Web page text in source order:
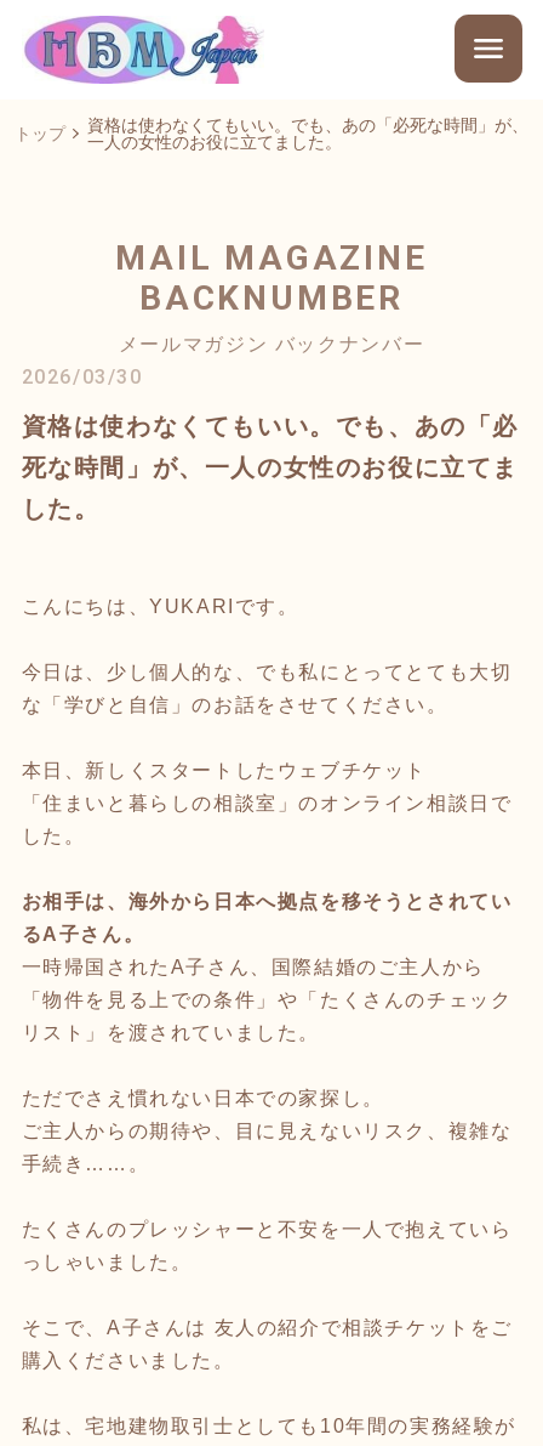
トップ
資格は使わなくてもいい。でも、あの「必死な時間」が、
一人の女性のお役に立てました。
MAIL MAGAZINE
BACKNUMBER
メールマガジン バックナンバー
2026/03/30
資格は使わなくてもいい。でも、あの「必
死な時間」が、一人の女性のお役に立てま
した。
こんにちは、YUKARIです。
今日は、少し個人的な、でも私にとってとても大切
な「学びと自信」のお話をさせてください。
本日、新しくスタートしたウェブチケット
「住まいと暮らしの相談室」のオンライン相談日で
した。
お相手は、海外から日本へ拠点を移そうとされてい
るA子さん。
一時帰国されたA子さん、国際結婚のご主人から
「物件を見る上での条件」や「たくさんのチェック
リスト」を渡されていました。
ただでさえ慣れない日本での家探し。
ご主人からの期待や、目に見えないリスク、複雑な
手続き……。
たくさんのプレッシャーと不安を一人で抱えていら
っしゃいました。
そこで、A子さんは 友人の紹介で相談チケットをご
購入くださいました。
私は、宅地建物取引士としても10年間の実務経験が